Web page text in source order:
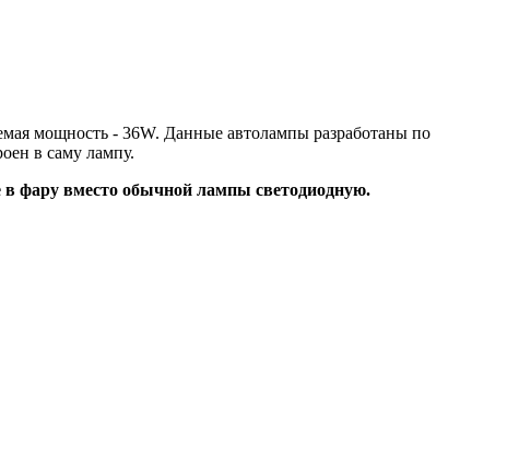
мощность - 36W. Данные автолампы разработаны по
в саму лампу.
в фару вместо обычной лампы светодиодную.